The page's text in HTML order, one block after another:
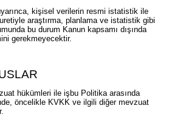
kişisel verilerin resmi istatistik ile
araştırma, planlama ve istatistik gibi
bu durum Kanun kapsamı dışında
gerekmeyecektir.
hükümleri ile işbu Politika arasında
öncelikle KVKK ve ilgili diğer mevzuat